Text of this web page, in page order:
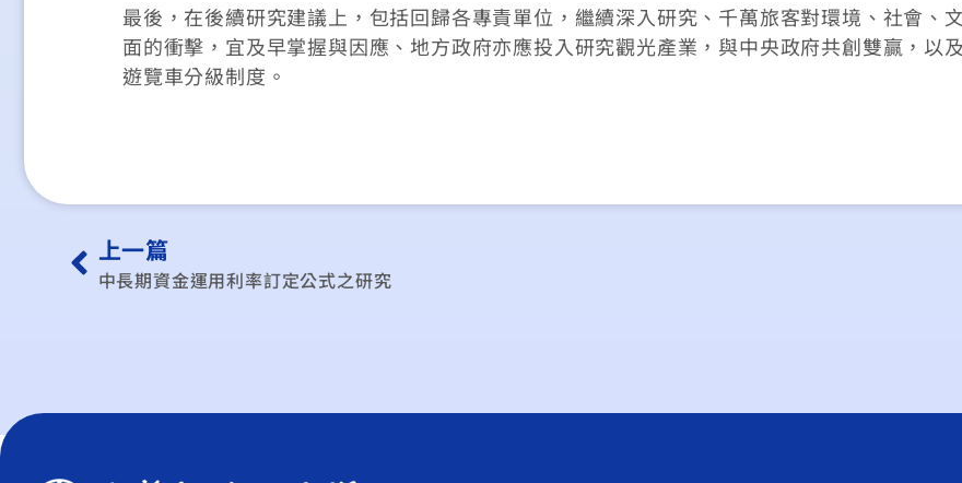
最後，在後續研究建議上，包括回歸各專責單位，繼續深入研究、千萬旅客對環境、社會、
面的衝擊，宜及早掌握與因應、地方政府亦應投入研究觀光產業，與中央政府共創雙贏，以
遊覽車分級制度。
上一篇
中長期資金運用利率訂定公式之研究